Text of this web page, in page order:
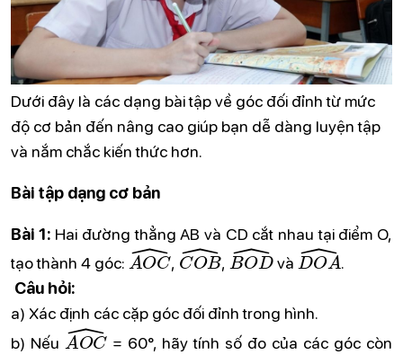
Dưới đây là các dạng bài tập về góc đối đỉnh từ mức
độ cơ bản đến nâng cao giúp bạn dễ dàng luyện tập
và nắm chắc kiến thức hơn.
Bài tập dạng cơ bản
Bài 1: Hai đường thẳng AB và CD cắt nhau tại điểm O,
tạo thành 4 góc:
AOC^
,
COB^
,
BOD^
và
DOA^
.
Câu hỏi:
a) Xác định các cặp góc đối đỉnh trong hình.
b) Nếu
AOC^
= 60°, hãy tính số đo của các góc còn